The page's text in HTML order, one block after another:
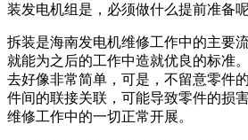
装发电机组是，必须做什么提前准备
拆装是海南发电机维修工作中的主要
就能为之后的工作中造就优良的标准
去好像非常简单，可是，不留意零件
件间的联接关联，可能导致零件的损
维修工作中的一切正常开展。